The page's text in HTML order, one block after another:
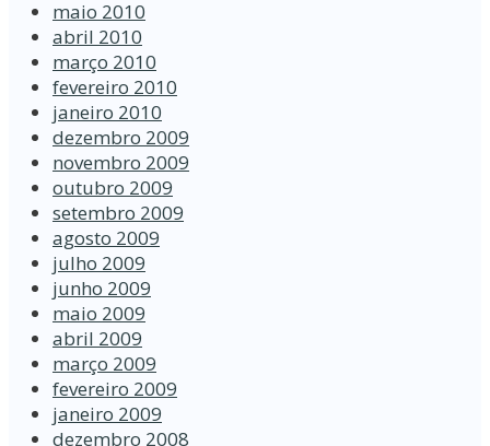
maio 2010
abril 2010
março 2010
fevereiro 2010
janeiro 2010
dezembro 2009
novembro 2009
outubro 2009
setembro 2009
agosto 2009
julho 2009
junho 2009
maio 2009
abril 2009
março 2009
fevereiro 2009
janeiro 2009
dezembro 2008